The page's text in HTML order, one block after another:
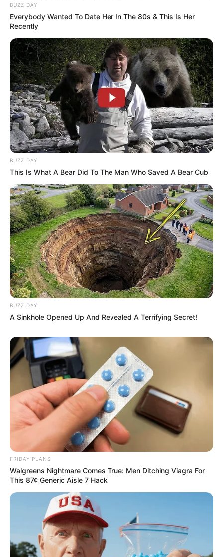
BUZZ DAY
Everybody Wanted To Date Her In The 80s & This Is Her
Recently
BUZZ DAY
This Is What A Bear Did To The Man Who Saved A Bear Cub
BUZZ DAY
A Sinkhole Opened Up And Revealed A Terrifying Secret!
FRIDAY PLANS
Walgreens Nightmare Comes True: Men Ditching Viagra For
This 87¢ Generic Aisle 7 Hack